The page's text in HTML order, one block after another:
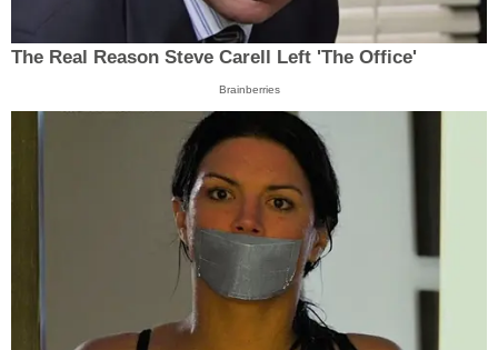
The Real Reason Steve Carell Left 'The Office'
Brainberries